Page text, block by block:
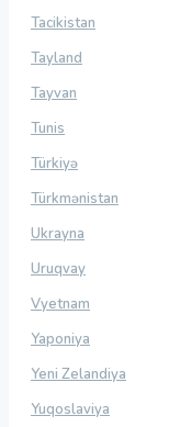
Tacikistan
Tayland
Tayvan
Tunis
Türkiyə
Türkmənistan
Ukrayna
Uruqvay
Vyetnam
Yaponiya
Yeni Zelandiya
Yuqoslaviya